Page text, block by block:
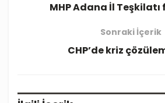
MHP Adana İl
Sonraki İçerik
CHP’de kriz